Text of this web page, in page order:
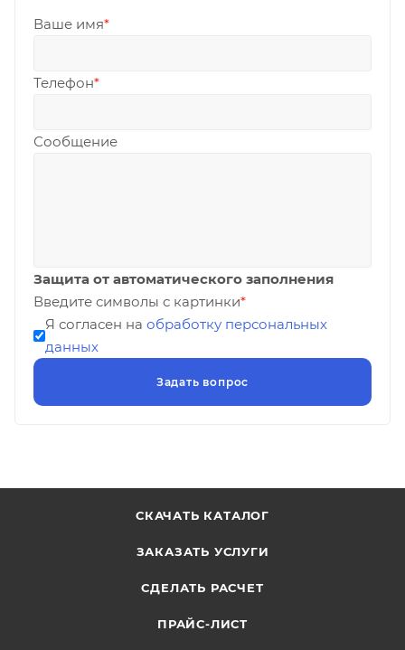
Ваше имя*
Телефон*
Сообщение
Защита от автоматического заполнения
Введите символы с картинки*
Я согласен на обработку персональных
данных
СКАЧАТЬ КАТАЛОГ
ЗАКАЗАТЬ УСЛУГИ
СДЕЛАТЬ РАСЧЕТ
ПРАЙС-ЛИСТ